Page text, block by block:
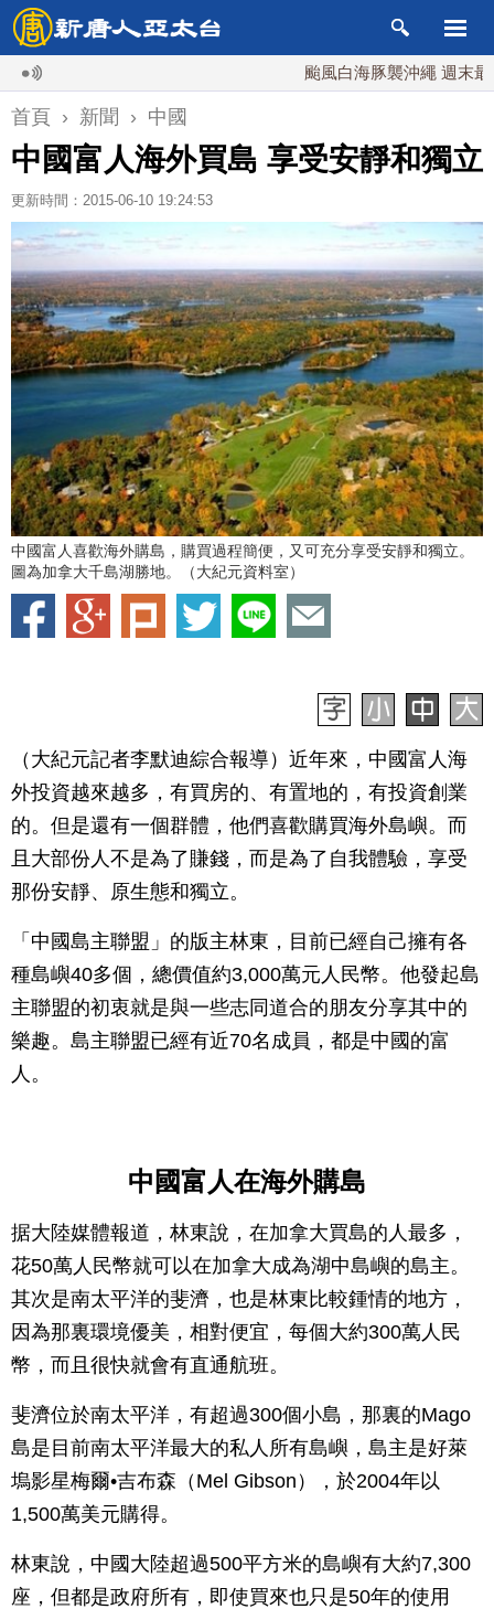
颱風白海豚襲沖繩 週末最近台
首頁 › 新聞 › 中國
中國富人海外買島 享受安靜和獨立
更新時間：2015-06-10 19:24:53
中國富人喜歡海外購島，購買過程簡便，又可充分享受安靜和獨立。
圖為加拿大千島湖勝地。（大紀元資料室）
（大紀元記者李默迪綜合報導）近年來，中國富人海
外投資越來越多，有買房的、有置地的，有投資創業
的。但是還有一個群體，他們喜歡購買海外島嶼。而
且大部份人不是為了賺錢，而是為了自我體驗，享受
那份安靜、原生態和獨立。
「中國島主聯盟」的版主林東，目前已經自己擁有各
種島嶼40多個，總價值約3,000萬元人民幣。他發起島
主聯盟的初衷就是與一些志同道合的朋友分享其中的
樂趣。島主聯盟已經有近70名成員，都是中國的富
人。
中國富人在海外購島
据大陸媒體報道，林東說，在加拿大買島的人最多，
花50萬人民幣就可以在加拿大成為湖中島嶼的島主。
其次是南太平洋的斐濟，也是林東比較鍾情的地方，
因為那裏環境優美，相對便宜，每個大約300萬人民
幣，而且很快就會有直通航班。
斐濟位於南太平洋，有超過300個小島，那裏的Mago
島是目前南太平洋最大的私人所有島嶼，島主是好萊
塢影星梅爾•吉布森（Mel Gibson），於2004年以
1,500萬美元購得。
林東說，中國大陸超過500平方米的島嶼有大約7,300
座，但都是政府所有，即使買來也只是50年的使用